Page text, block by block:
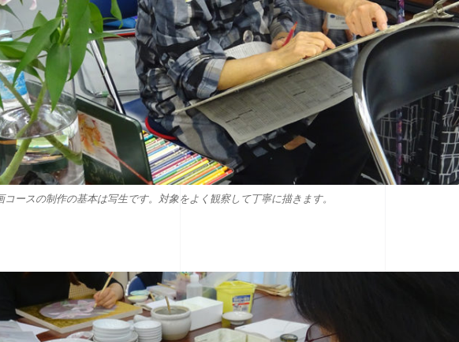
コースの制作の基本は写生です。対象をよく観察して丁寧に描きます。